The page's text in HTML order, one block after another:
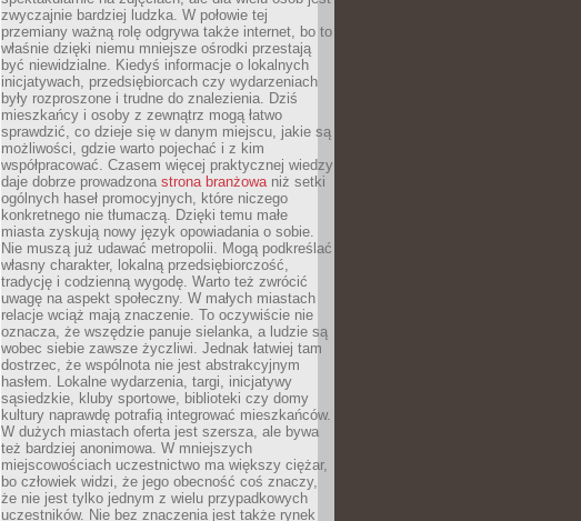
zwyczajnie bardziej ludzka. W połowie tej
przemiany ważną rolę odgrywa także internet, bo to
właśnie dzięki niemu mniejsze ośrodki przestają
być niewidzialne. Kiedyś informacje o lokalnych
inicjatywach, przedsiębiorcach czy wydarzeniach
były rozproszone i trudne do znalezienia. Dziś
mieszkańcy i osoby z zewnątrz mogą łatwo
sprawdzić, co dzieje się w danym miejscu, jakie są
możliwości, gdzie warto pojechać i z kim
współpracować. Czasem więcej praktycznej wiedzy
daje dobrze prowadzona strona branżowaniż setki
ogólnych haseł promocyjnych, które niczego
konkretnego nie tłumaczą. Dzięki temu małe
miasta zyskują nowy język opowiadania o sobie.
Nie muszą już udawać metropolii. Mogą podkreślać
własny charakter, lokalną przedsiębiorczość,
tradycję i codzienną wygodę. Warto też zwrócić
uwagę na aspekt społeczny. W małych miastach
relacje wciąż mają znaczenie. To oczywiście nie
oznacza, że wszędzie panuje sielanka, a ludzie są
wobec siebie zawsze życzliwi. Jednak łatwiej tam
dostrzec, że wspólnota nie jest abstrakcyjnym
hasłem. Lokalne wydarzenia, targi, inicjatywy
sąsiedzkie, kluby sportowe, biblioteki czy domy
kultury naprawdę potrafią integrować mieszkańców.
W dużych miastach oferta jest szersza, ale bywa
też bardziej anonimowa. W mniejszych
miejscowościach uczestnictwo ma większy ciężar,
bo człowiek widzi, że jego obecność coś znaczy,
że nie jest tylko jednym z wielu przypadkowych
uczestników. Nie bez znaczenia jest także rynek